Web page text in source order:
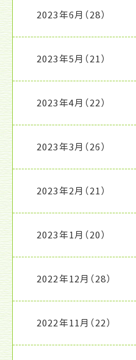
2023年6月 （28）
2023年5月 （21）
2023年4月 （22）
2023年3月 （26）
2023年2月 （21）
2023年1月 （20）
2022年12月 （28）
2022年11月 （22）